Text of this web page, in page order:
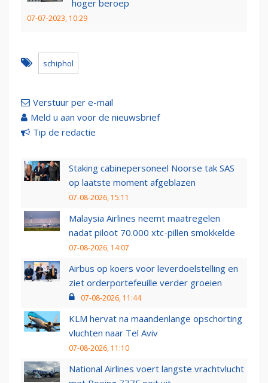
hoger beroep
07-07-2023, 10:29
schiphol
Verstuur per e-mail
Meld u aan voor de nieuwsbrief
Tip de redactie
Staking cabinepersoneel Noorse tak SAS
op laatste moment afgeblazen
07-08-2026, 15:11
Malaysia Airlines neemt maatregelen
nadat piloot 70.000 xtc-pillen smokkelde
07-08-2026, 14:07
Airbus op koers voor leverdoelstelling en
ziet orderportefeuille verder groeien
07-08-2026, 11:44
KLM hervat na maandenlange opschorting
vluchten naar Tel Aviv
07-08-2026, 11:10
National Airlines voert langste vrachtvlucht